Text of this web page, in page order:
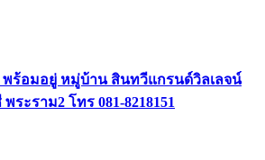
พร้อมอยู่ หมู่บ้าน สินทวีแกรนด์วิลเลจน์
ระราม2 โทร 081-8218151